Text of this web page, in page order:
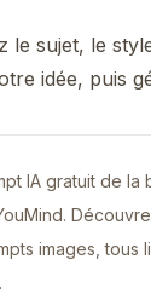
le sujet, le
idée, puis
IA gratuit de la
images, tous